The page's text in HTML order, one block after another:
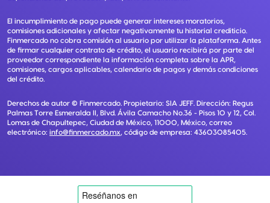
El incumplimiento de pago puede generar intereses moratorios,
comisiones adicionales y afectar negativamente tu historial crediticio.
Finmercado no cobra comisión al usuario por utilizar la plataforma. Antes
de firmar cualquier contrato de crédito, el usuario recibirá por parte del
proveedor correspondiente la información completa sobre la APR,
comisiones, cargos aplicables, calendario de pagos y demás condiciones
del crédito.
Derechos de autor © Finmercado. Propietario: SIA JEFF. Dirección: Regus
Palmas Torre Esmeralda II, Blvd. Ávila Camacho No.36 - Pisos 10 y 12, Col.
Lomas de Chapultepec, Ciudad de México, 11000, México, correo
electrónico: info@finmercado.mx, código de empresa: 43603085405.